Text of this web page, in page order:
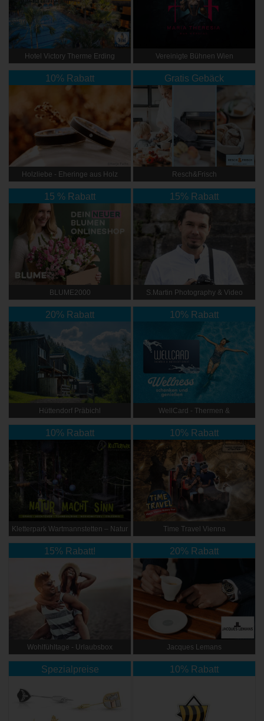
Hotel Victory Therme Erding Vereinigte Bühnen Wien
10% Rabatt
Holzliebe - Eheringe aus Holz
Gratis Gebäck
Resch&Frisch
15 % Rabatt
BLUME2000
15% Rabatt
S.Martin Photography & Video
20% Rabatt
Hüttendorf Präbichl
10% Rabatt
WellCard - Thermen &
10% Rabatt
Kletterpark Wartmannstetten – Natur
10% Rabatt
Time Travel Vienna
15% Rabatt!
Wohlfühltage - Urlaubsbox
20% Rabatt
Jacques Lemans
Spezialpreise 10% Rabatt